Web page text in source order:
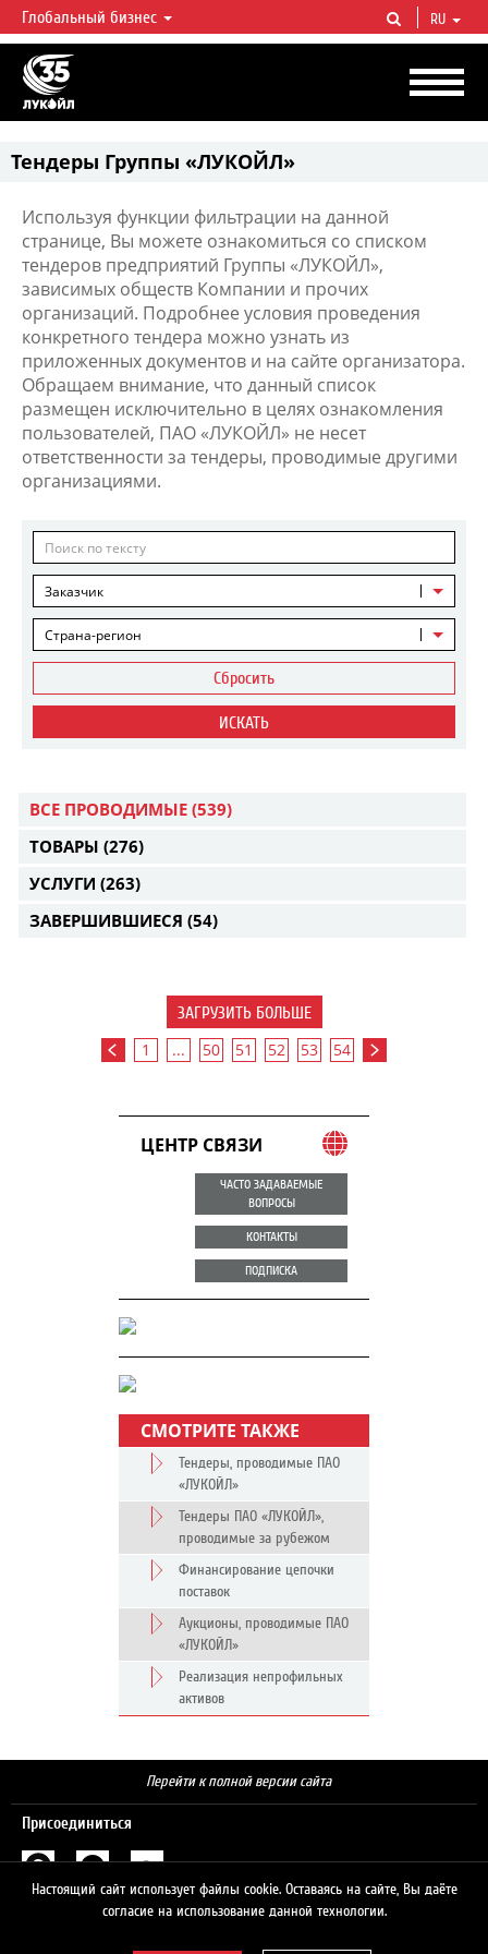
ЛУКОЙЛ СЕГОДНЯ
ЛУКОЙЛ — одна из крупнейших вертикально интегрированных
нефтегазовых компаний в мире, на долю которой приходится более 2%
мировой добычи нефти и около 1% доказанных запасов углеводородов.
Глобальный бизнес RU
Тендеры Группы «ЛУКОЙЛ»
Используя функции фильтрации на данной
странице, Вы можете ознакомиться со списком
тендеров предприятий Группы «ЛУКОЙЛ»,
зависимых обществ Компании и прочих
организаций. Подробнее условия проведения
конкретного тендера можно узнать из
приложенных документов и на сайте организатора.
Обращаем внимание, что данный список
размещен исключительно в целях ознакомления
пользователей, ПАО «ЛУКОЙЛ» не несет
ответственности за тендеры, проводимые другими
организациями.
Заказчик
Страна-регион
Сбросить
ИСКАТЬ
ВСЕ ПРОВОДИМЫЕ (539)
ТОВАРЫ (276)
УСЛУГИ (263)
ЗАВЕРШИВШИЕСЯ (54)
ЗАГРУЗИТЬ БОЛЬШЕ
1 ... 50 51 52 53 54
ЦЕНТР СВЯЗИ
ЧАСТО ЗАДАВАЕМЫЕ
ВОПРОСЫ
КОНТАКТЫ
ПОДПИСКА
СМОТРИТЕ ТАКЖЕ
Тендеры, проводимые ПАО
«ЛУКОЙЛ»
Тендеры ПАО «ЛУКОЙЛ»,
проводимые за рубежом
Финансирование цепочки
поставок
Аукционы, проводимые ПАО
«ЛУКОЙЛ»
Реализация непрофильных
активов
Перейти к полной версии сайта
Присоединиться
Настоящий сайт использует файлы cookie. Оставаясь на сайте, Вы даёте
согласие на использование данной технологии.